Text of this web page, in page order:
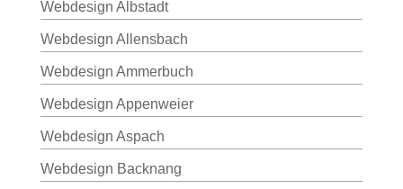
Webdesign Albstadt
Webdesign Allensbach
Webdesign Ammerbuch
Webdesign Appenweier
Webdesign Aspach
Webdesign Backnang